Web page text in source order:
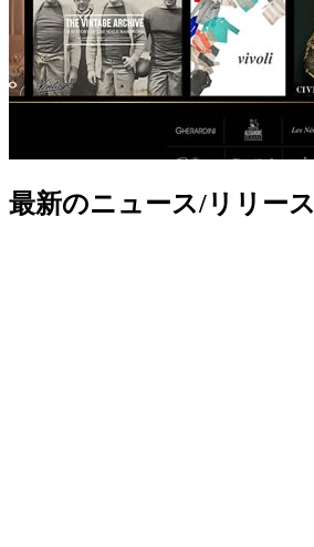
最新のニュース/リリース